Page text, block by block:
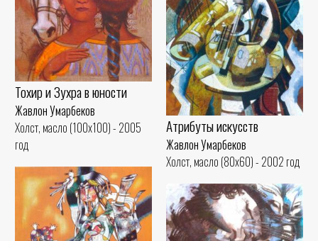
Тохир и Зухра в юности
Жавлон Умарбеков
Холст, масло (100x100) - 2005
год
Атрибуты искусств
Жавлон Умарбеков
Холст, масло (80x60) - 2002 год